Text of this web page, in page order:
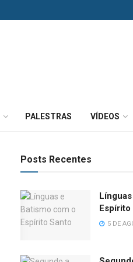
PALESTRAS VÍDEOS
Posts Recentes
Espírito
5 DE